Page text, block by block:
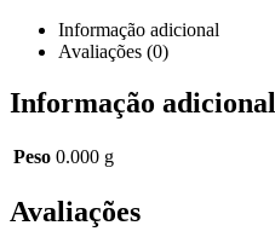
Informação adicional
Avaliações (0)
Informação adicional
Peso 0.000 g
Avaliações